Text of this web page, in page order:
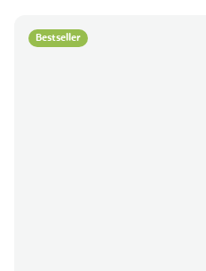
Bestseller